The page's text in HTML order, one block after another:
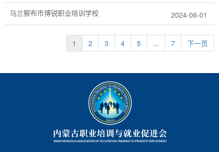
乌兰察布市博锐职业培训学校 2024-06-01
1 2 3 4 5 ... 7 下一页